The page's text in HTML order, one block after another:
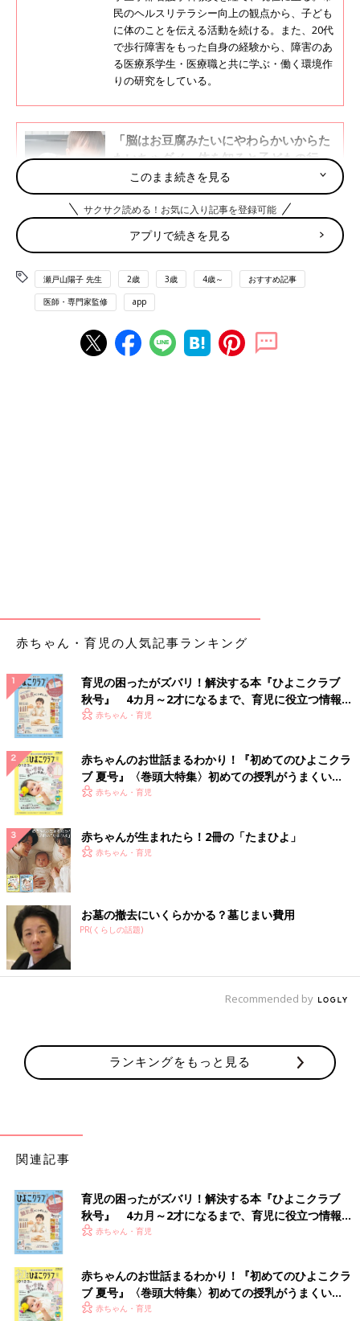
民のヘルスリテラシー向上の観点から、子ども
に体のことを伝える活動を続ける。また、20代
で歩行障害をもった自身の経験から、障害のあ
る医療系学生・医療職と共に学ぶ・働く環境作
りの研究をしている。
「脳はお豆腐みたいにやわらかいからた
たいちゃダメ」体を知ると子どもの行動
が変わる。偏食が減る子も【専門家】
2014年6月に発足した、NPO法人からだフシギ
では、子どもたちに自分の体のことを知っても
らう活動を続けています。メンバーの1人で、
東京医科大学 教育IRセンターで講師を務め、
看護学博士の瀬戸山陽子先生に話を聞きまし
た。瀬戸山先生は、「体のことがわかると、子
どもたちの行動にあらわれる」と言います。
体のことを学ぶのは、小学校に入る前。未就学の時
期に！
母体として2014年6月に発足。経験豊富な医師、看護師、
いて学ぶ環境づくりをしています。5～6歳を対象にしたのは、理
由があります。
「最初は“からだの話をみんなのものに”ということで、すべての
人が体の基本的な知識を持つことを目指していました。しかし具
体的な活動として、ターゲットを考えたとき“すべての人”では広
すぎるので、子どもにターゲットを絞りました。
メンバーの間で子どもの対象年齢について話し合ったところ、た
とえば私たちが“ママやパパの胸に耳を当てて、心臓の音を聞い
てみよう”と言うと、小学生だと恥ずかしく思ってしまう子もい
ます。恥ずかしさから、悪ふざけをする子どももいるかもしれま
せん。羞恥心は自然な成長発達ですが、体の話をするには、そう
した羞恥心が芽生える前がいいと考えました。
また、もっと大事なこととして、5～6歳児は自分の体にとても興
味関心があり、この年齢なりに、体のことをよく理解しているこ
とがわかったためです」（瀬戸山先生）
一方家庭で、体のことを教えるのは5～6歳にこだわる必要はない
す。保育士をしているメンバーに聞いたところ、２～3歳でも、
体のことについて話すと興味を示すそうです」（瀬戸山先生）
このまま続きを見る
サクサク読める！お気に入り記事を登録可能
アプリで続きを見る
瀬戸山陽子 先生 2歳 3歳 4歳～ おすすめ記事
医師・専門家監修 app
赤ちゃん・育児の人気記事ランキング
育児の困ったがズバリ！解決する本『ひよこクラブ
秋号』 4カ月～2才になるまで、育児に役立つ情報が
いっぱい！
赤ちゃん・育児
赤ちゃんのお世話まるわかり！『初めてのひよこクラ
ブ 夏号』〈巻頭大特集〉初めての授乳がうまくい
く！ おっぱい・ミルクの基本と夏のトラブル 解決テ
赤ちゃん・育児
赤ちゃんが生まれたら！2冊の「たまひよ」
赤ちゃん・育児
お墓の撤去にいくらかかる？墓じまい費用
PR(くらしの話題)
Recommended by
ランキングをもっと見る
関連記事
育児の困ったがズバリ！解決する本『ひよこクラブ
秋号』 4カ月～2才になるまで、育児に役立つ情報が
いっぱい！
赤ちゃん・育児
赤ちゃんのお世話まるわかり！『初めてのひよこクラ
ブ 夏号』〈巻頭大特集〉初めての授乳がうまくい
く！ おっぱい・ミルクの基本と夏のトラブル 解決テ
赤ちゃん・育児